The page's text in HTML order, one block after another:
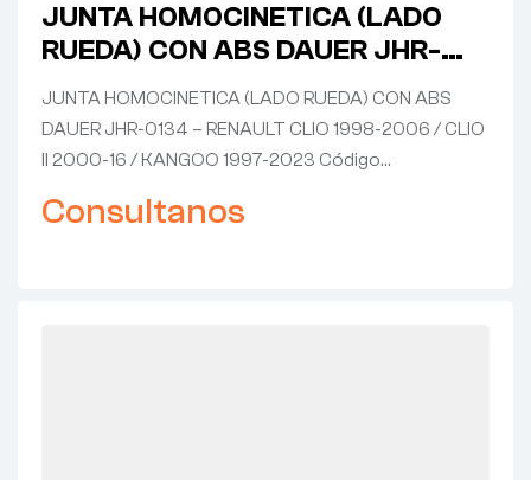
JUNTA HOMOCINETICA (LADO
RUEDA) CON ABS DAUER JHR-
0134 – RENAULT CLIO 1998-2006
/ CLIO II 2000-16 / KANGOO 1997-
2023
JUNTA HOMOCINETICA (LADO RUEDA) CON ABS
DAUER JHR-0134 – RENAULT CLIO 1998-2006 / CLIO
II 2000-16 / KANGOO 1997-2023 Código…
Consultanos